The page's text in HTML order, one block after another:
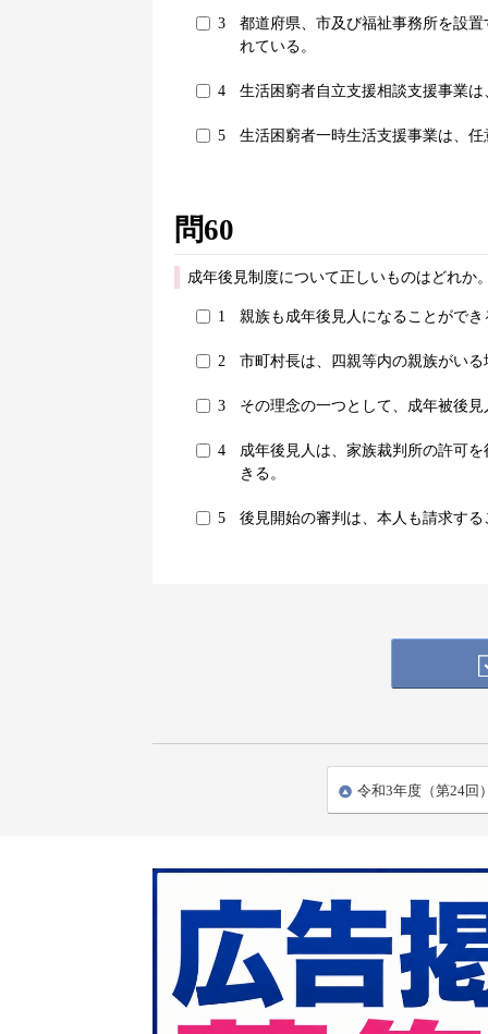
3
都道府県、市及び福祉事務所を設
れている。
4 生活困窮者自立支援相談支援事業
5 生活困窮者一時生活支援事業は、
問60
成年後見制度について正しいものはどれか
1 親族も成年後見人になることができ
2 市町村長は、四親等内の親族がい
3 その理念の一つとして、成年被後
4
成年後見人は、家族裁判所の許可
きる。
5 後見開始の審判は、本人も請求す
令和3年度（第24回